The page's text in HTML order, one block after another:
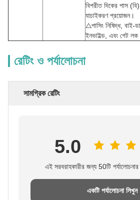
বিপরীত দিকের পাস
যাচাইকরণ প্রয়োজন।
△পাসিং নিষিদ্ধ, বাই-
ইনভাইল্ড, এবং গেট
রেটিং ও পর্যালোচনা
সামগ্রিক রেটিং
5.0
এই সরবরাহকারীর জন্য 50টি
একটি পর্যালোচনা লিখুন